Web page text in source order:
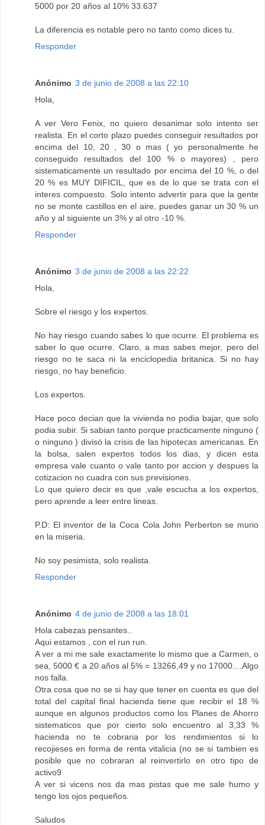
5000 por 20 años al 10% 33.637
La diferencia es notable pero no tanto como dices tu.
Responder
Anónimo 3 de junio de 2008 a las 22:10
Hola,
A ver Vero Fenix, no quiero desanimar solo intento ser
realista. En el corto plazo puedes conseguir resultados por
encima del 10, 20 , 30 o mas ( yo personalmente he
conseguido resultados del 100 % o mayores) , pero
sistematicamente un resultado por encima del 10 %, o del
20 % es MUY DIFICIL, que es de lo que se trata con el
interes compuesto. Solo intento advertir para que la gente
no se monte castillos en el aire, puedes ganar un 30 % un
año y al siguiente un 3% y al otro -10 %.
Responder
Anónimo 3 de junio de 2008 a las 22:22
Hola,
Sobre el riesgo y los expertos.
No hay riesgo cuando sabes lo que ocurre. El problema es
saber lo que ocurre. Claro, a mas sabes mejor, pero del
riesgo no te saca ni la enciclopedia britanica. Si no hay
riesgo, no hay beneficio.
Los expertos.
Hace poco decian que la vivienda no podia bajar, que solo
podia subir. Si sabian tanto porque practicamente ninguno (
o ninguno ) divisó la crisis de las hipotecas americanas. En
la bolsa, salen expertos todos los dias, y dicen esta
empresa vale cuanto o vale tanto por accion y despues la
cotizacion no cuadra con sus previsiones.
Lo que quiero decir es que ,vale escucha a los expertos,
pero aprende a leer entre lineas.
P.D: El inventor de la Coca Cola John Perberton se murio
en la miseria.
No soy pesimista, solo realista.
Responder
Anónimo 4 de junio de 2008 a las 18:01
Hola cabezas pensantes..
Aqui estamos , con el run run.
A ver a mi me sale exactamente lo mismo que a Carmen, o
sea, 5000 € a 20 años al 5% = 13266,49 y no 17000....Algo
nos falla.
Otra cosa que no se si hay que tener en cuenta es que del
total del capital final hacienda tiene que recibir el 18 %
aunque en algunos productos como los Planes de Ahorro
sistematicos que por cierto solo encuentro al 3,33 %
hacienda no te cobraria por los rendimientos si lo
recojieses en forma de renta vitalicia (no se si tambien es
posible que no cobraran al reinvertirlo en otro tipo de
activo9
A ver si vicens nos da mas pistas que me sale humo y
tengo los ojos pequeños.
Saludos